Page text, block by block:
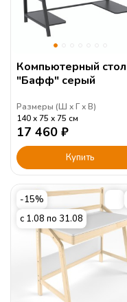
Компьютерный стол
"Бафф" серый
Размеры (Ш Г В)
140
75 75 см
17 460 ₽
Купить
-15%
с 1.08 по 31.08